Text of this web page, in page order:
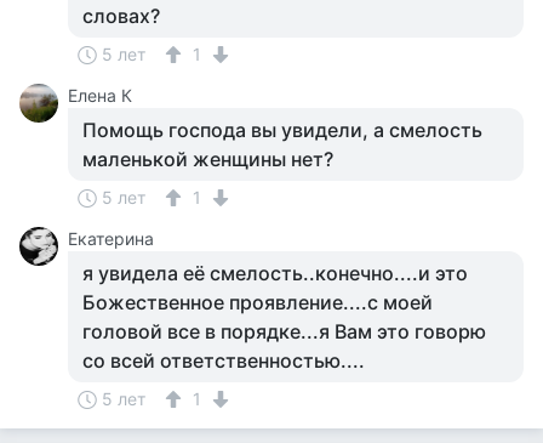
словах?
5 лет
1
Елена К
Помощь господа вы увидели, а смелость
маленькой женщины нет?
5 лет
1
Екатерина
я увидела её смелость..конечно....и это
Божественное проявление....с моей
головой все в порядке...я Вам это говорю
со всей ответственностью....
5 лет 1